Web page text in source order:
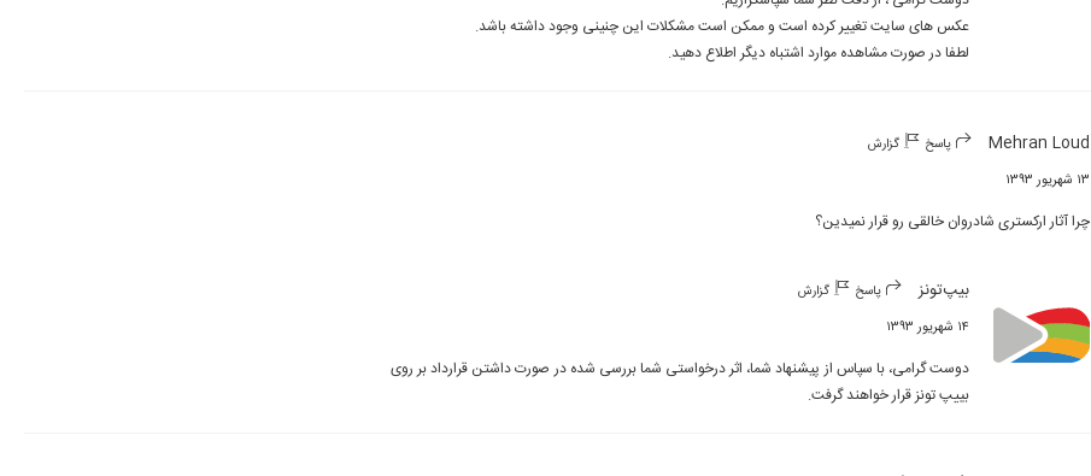
لطفا در صورت مشاهده موارد اشتباه دیگر اطلاع دهید.
Mehran Loud پاسخ گزارش
۱۳ شهریور ۱۳۹۳
چرا آثار اركسترى شادروان خالقى رو قرار نميدين؟
بیپ‌تونز پاسخ گزارش
۱۴ شهریور ۱۳۹۳
بییپ تونز قرار خواهند گرفت.